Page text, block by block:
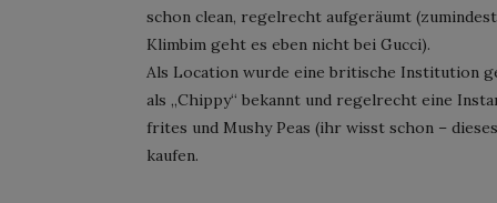
schon clean, regelrecht aufgeräumt
Klimbim geht es eben nicht bei Gucci).
Als Location wurde eine britische Institution
als „Chippy“ bekannt und regelrecht eine
frites und Mushy Peas (ihr wisst schon –
kaufen.